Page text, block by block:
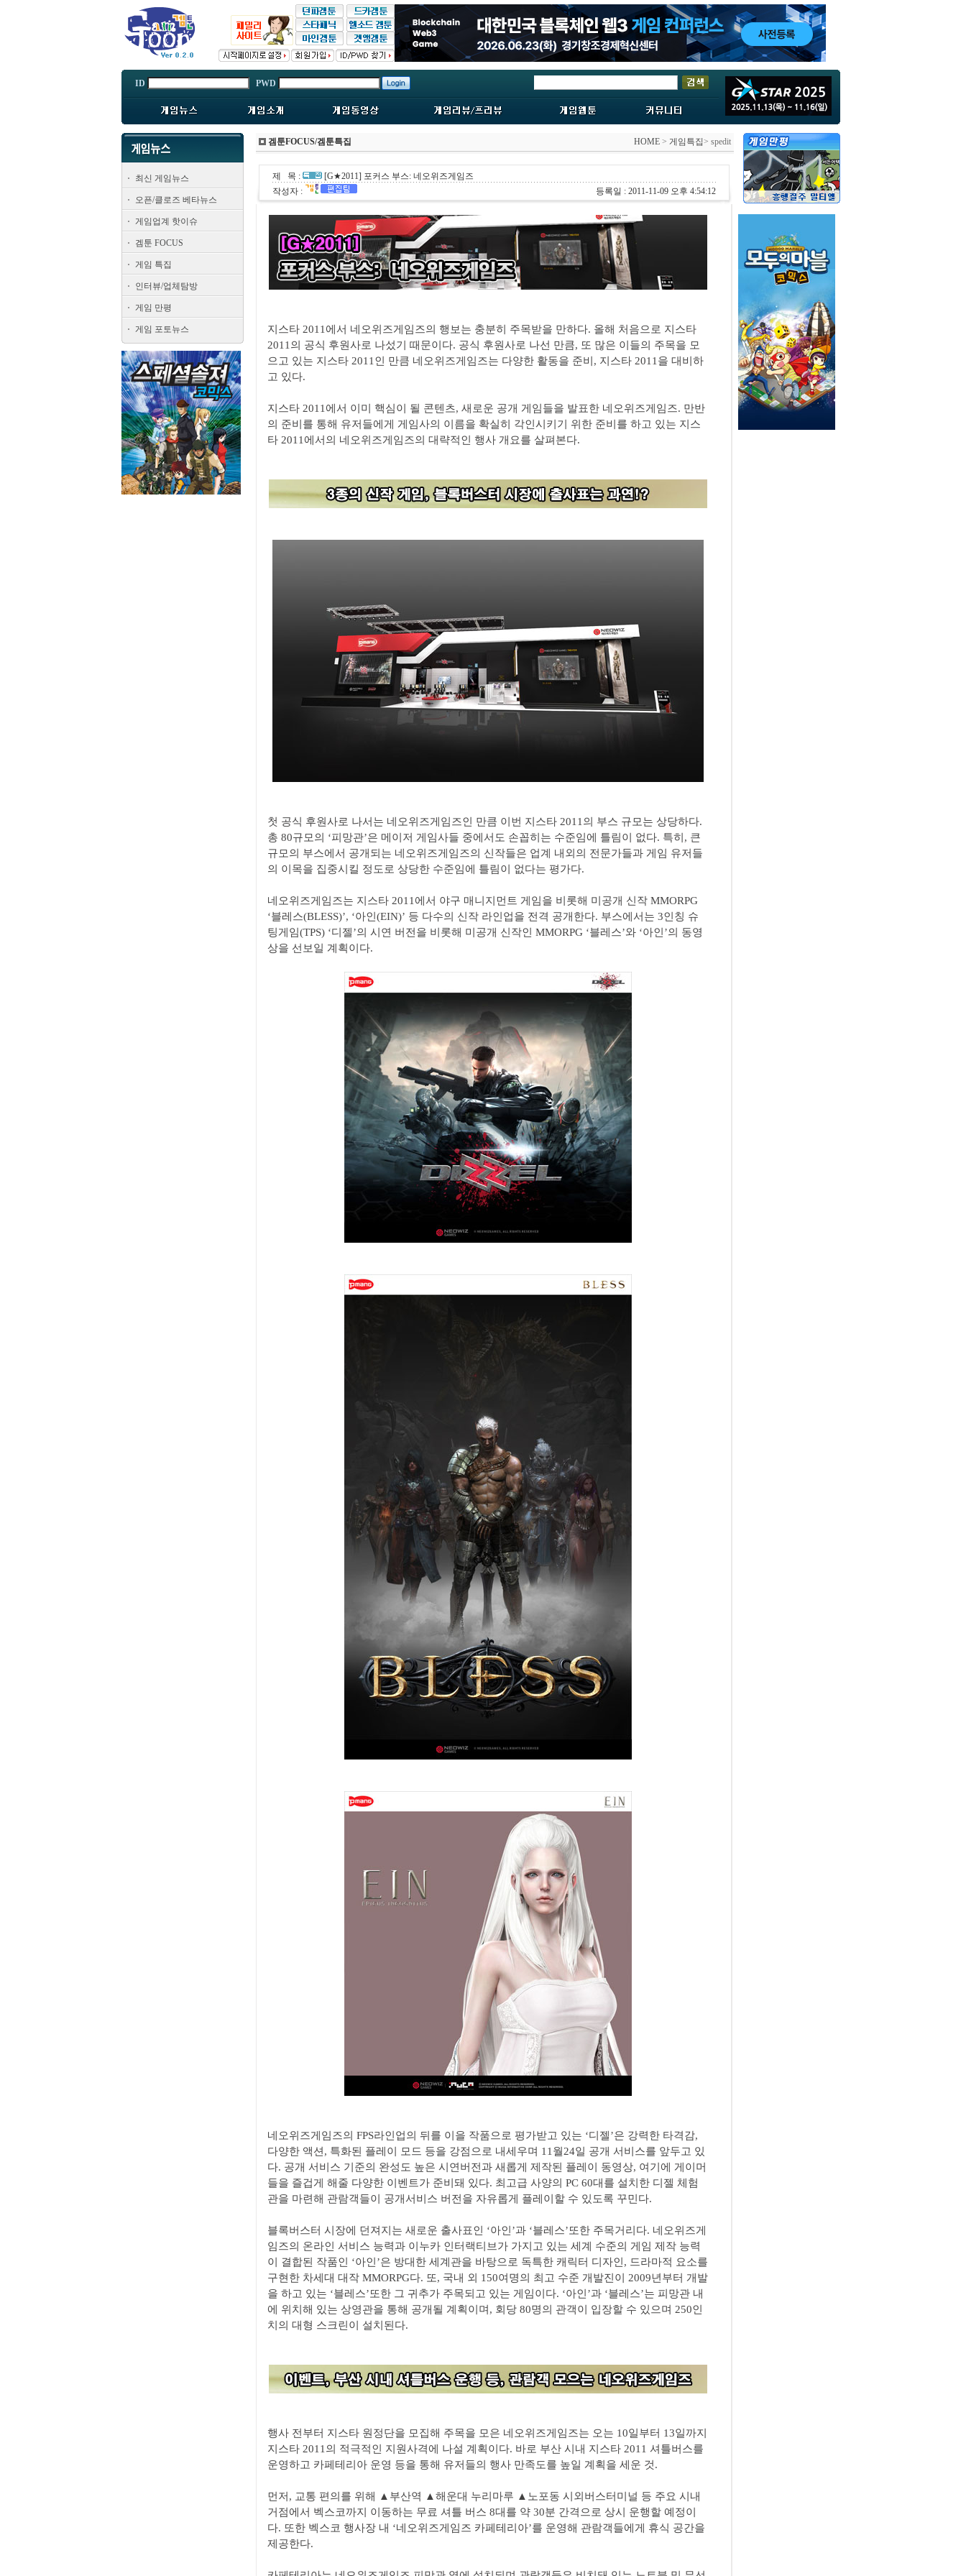
ID PWD
최신 게임뉴스
오픈/클로즈 베타뉴스
게임업계 핫이슈
겜툰 FOCUS
게임 특집
인터뷰/업체탐방
게임 만평
게임 포토뉴스
겜툰FOCUS/겜툰특집 HOME > 게임특집> spedit
제 목 :
[G★2011] 포커스 부스: 네오위즈게임즈
작성자 :
등록일 : 2011-11-09 오후 4:54:12
지스타 2011에서 네오위즈게임즈의 행보는 충분히 주목받을 만하다. 올해 처음으로 지스타
2011의 공식 후원사로 나섰기 때문이다. 공식 후원사로 나선 만큼, 또 많은 이들의 주목을 모
으고 있는 지스타 2011인 만큼 네오위즈게임즈는 다양한 활동을 준비, 지스타 2011을 대비하
고 있다.
지스타 2011에서 이미 핵심이 될 콘텐츠, 새로운 공개 게임들을 발표한 네오위즈게임즈. 만반
의 준비를 통해 유저들에게 게임사의 이름을 확실히 각인시키기 위한 준비를 하고 있는 지스
타 2011에서의 네오위즈게임즈의 대략적인 행사 개요를 살펴본다.
첫 공식 후원사로 나서는 네오위즈게임즈인 만큼 이번 지스타 2011의 부스 규모는 상당하다.
총 80규모의 ‘피망관’은 메이저 게임사들 중에서도 손꼽히는 수준임에 틀림이 없다. 특히, 큰
규모의 부스에서 공개되는 네오위즈게임즈의 신작들은 업계 내외의 전문가들과 게임 유저들
의 이목을 집중시킬 정도로 상당한 수준임에 틀림이 없다는 평가다.
네오위즈게임즈는 지스타 2011에서 야구 매니지먼트 게임을 비롯해 미공개 신작 MMORPG
‘블레스(BLESS)’, ‘아인(EIN)’ 등 다수의 신작 라인업을 전격 공개한다. 부스에서는 3인칭 슈
팅게임(TPS) ‘디젤’의 시연 버전을 비롯해 미공개 신작인 MMORPG ‘블레스’와 ‘아인’의 동영
상을 선보일 계획이다.
네오위즈게임즈의 FPS라인업의 뒤를 이을 작품으로 평가받고 있는 ‘디젤’은 강력한 타격감,
다양한 액션, 특화된 플레이 모드 등을 강점으로 내세우며 11월24일 공개 서비스를 앞두고 있
다. 공개 서비스 기준의 완성도 높은 시연버전과 새롭게 제작된 플레이 동영상, 여기에 게이머
들을 즐겁게 해줄 다양한 이벤트가 준비돼 있다. 최고급 사양의 PC 60대를 설치한 디젤 체험
관을 마련해 관람객들이 공개서비스 버전을 자유롭게 플레이할 수 있도록 꾸민다.
블록버스터 시장에 던져지는 새로운 출사표인 ‘아인’과 ‘블레스’또한 주목거리다. 네오위즈게
임즈의 온라인 서비스 능력과 이누카 인터랙티브가 가지고 있는 세계 수준의 게임 제작 능력
이 결합된 작품인 ‘아인’은 방대한 세계관을 바탕으로 독특한 캐릭터 디자인, 드라마적 요소를
구현한 차세대 대작 MMORPG다. 또, 국내 외 150여명의 최고 수준 개발진이 2009년부터 개발
을 하고 있는 ‘블레스’또한 그 귀추가 주목되고 있는 게임이다. ‘아인’과 ‘블레스’는 피망관 내
에 위치해 있는 상영관을 통해 공개될 계획이며, 회당 80명의 관객이 입장할 수 있으며 250인
치의 대형 스크린이 설치된다.
행사 전부터 지스타 원정단을 모집해 주목을 모은 네오위즈게임즈는 오는 10일부터 13일까지
지스타 2011의 적극적인 지원사격에 나설 계획이다. 바로 부산 시내 지스타 2011 셔틀버스를
운영하고 카페테리아 운영 등을 통해 유저들의 행사 만족도를 높일 계획을 세운 것.
먼저, 교통 편의를 위해 ▲부산역 ▲해운대 누리마루 ▲노포동 시외버스터미널 등 주요 시내
거점에서 벡스코까지 이동하는 무료 셔틀 버스 8대를 약 30분 간격으로 상시 운행할 예정이
다. 또한 벡스코 행사장 내 ‘네오위즈게임즈 카페테리아’를 운영해 관람객들에게 휴식 공간을
제공한다.